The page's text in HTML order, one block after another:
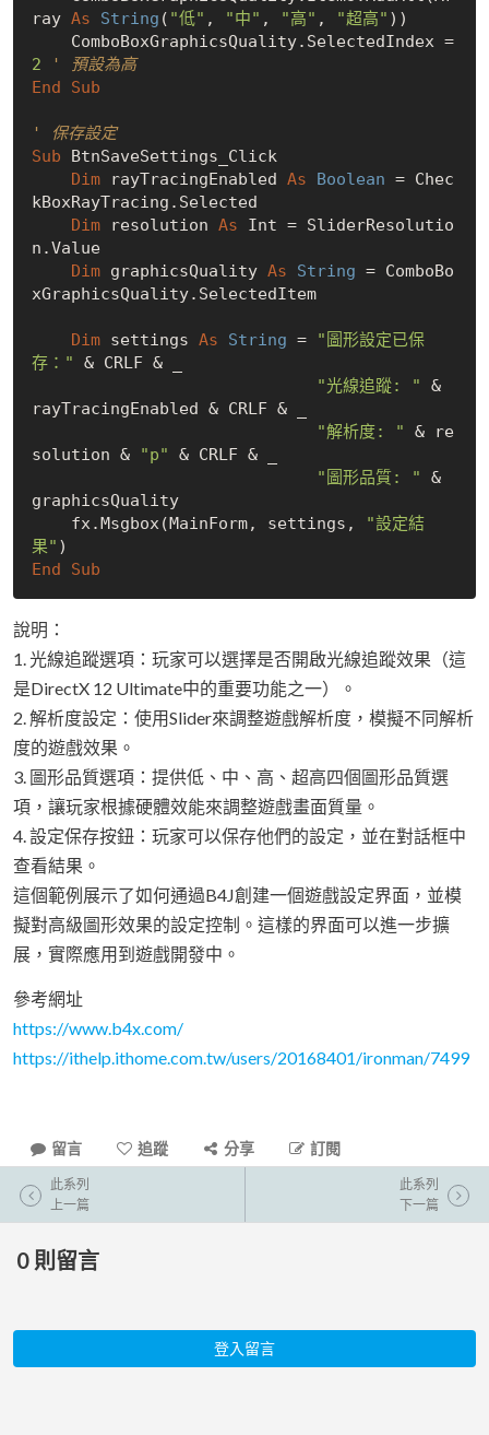
ray As String ( "低" , "中" , "高" , "超高" ))
    ComboBoxGraphicsQuality.SelectedIndex =
2
' 預設為高
End
Sub
' 保存設定
Sub BtnSaveSettings_Click
Dim rayTracingEnabled As Boolean = Chec
kBoxRayTracing.Selected
Dim resolution As Int = SliderResolutio
n.Value
Dim graphicsQuality As String = ComboBo
xGraphicsQuality.SelectedItem
Dim settings As String =
"圖形設定已保
存：" & CRLF & _
"光線追蹤: " &
rayTracingEnabled & CRLF & _
"解析度: " & re
solution &
"p" & CRLF & _
"圖形品質: " &
graphicsQuality
    fx.Msgbox(MainForm, settings,
"設定結
果"
End
Sub
說明：
1. 光線追蹤選項：玩家可以選擇是否開啟光線追蹤效果（這
是DirectX 12 Ultimate中的重要功能之一）。
2. 解析度設定：使用Slider來調整遊戲解析度，模擬不同解析
度的遊戲效果。
3. 圖形品質選項：提供低、中、高、超高四個圖形品質選
項，讓玩家根據硬體效能來調整遊戲畫面質量。
4. 設定保存按鈕：玩家可以保存他們的設定，並在對話框中
查看結果。
這個範例展示了如何通過B4J創建一個遊戲設定界面，並模
擬對高級圖形效果的設定控制。這樣的界面可以進一步擴
展，實際應用到遊戲開發中。
參考網址
https://www.b4x.com/
https://ithelp.ithome.com.tw/users/20168401/ironman/7499
留言 追蹤 分享 訂閱
此系列
上一篇
此系列
下一篇
0 則留言
登入留言